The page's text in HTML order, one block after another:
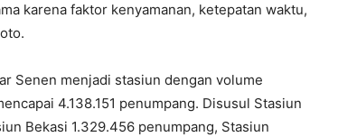
karena faktor kenyamanan, ketepatan waktu,
Senen menjadi stasiun dengan volume
4.138.151 penumpang. Disusul Stasiun
Bekasi 1.329.456 penumpang, Stasiun